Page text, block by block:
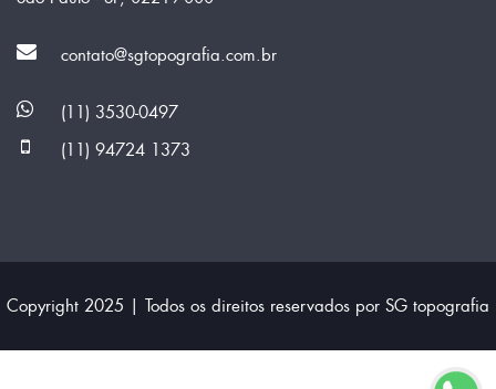
contato@sgtopografia.com.br
(11) 3530-0497
(11) 94724 1373
Copyright 2025 | Todos os direitos reservados por SG topografia